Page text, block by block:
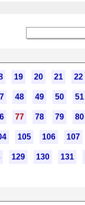
19 20 21 22
48 49 50 51
77 78 79 80
105 106 107
129 130 131